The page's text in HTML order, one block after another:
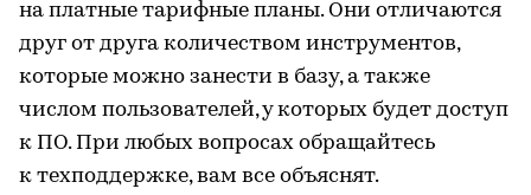
на платные тарифные планы. Они отличаются
друг от друга количеством инструментов,
которые можно занести в базу, а также
числом пользователей, у которых будет доступ
к ПО. При любых вопросах обращайтесь
к техподдержке, вам все объяснят.